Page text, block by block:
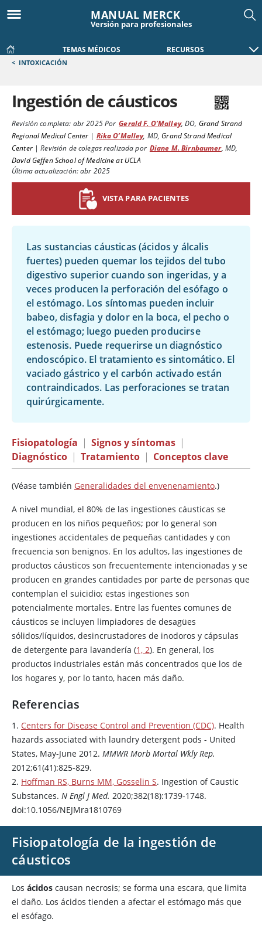
MANUAL MERCK
Versión para profesionales
TEMAS MÉDICOS RECURSOS
< INTOXICACIÓN
Ingestión de cáusticos
Revisión completa: abr 2025Por Gerald F. O’Malley,DO, Grand Strand
Regional Medical Center | Rika O’Malley, MD,Grand Strand Medical
Center|Revisión de colegas realizada por Diane M. Birnbaumer, MD,
David Geffen School of Medicine at UCLA
Última actualización: abr 2025
VISTA PARA PACIENTES
Las sustancias cáusticas (ácidos y álcalis
fuertes) pueden quemar los tejidos del tubo
digestivo superior cuando son ingeridas, y a
veces producen la perforación del esófago o
el estómago. Los síntomas pueden incluir
babeo, disfagia y dolor en la boca, el pecho o
el estómago; luego pueden producirse
estenosis. Puede requerirse un diagnóstico
endoscópico. El tratamiento es sintomático. El
vaciado gástrico y el carbón activado están
contraindicados. Las perforaciones se tratan
quirúrgicamente.
Fisiopatología | Signos y síntomas |
Diagnóstico | Tratamiento | Conceptos clave
(Véase también Generalidades del envenenamiento.)
A nivel mundial, el 80% de las ingestiones cáusticas se
producen en los niños pequeños; por lo general son
ingestiones accidentales de pequeñas cantidades y con
frecuencia son benignos. En los adultos, las ingestiones de
productos cáusticos son frecuentemente intencionadas y se
producen en grandes cantidades por parte de personas que
contemplan el suicidio; estas ingestiones son
potencialmente mortales. Entre las fuentes comunes de
cáusticos se incluyen limpiadores de desagües
sólidos/líquidos, desincrustadores de inodoros y cápsulas
de detergente para lavandería (1, 2). En general, los
productos industriales están más concentrados que los de
los hogares y, por lo tanto, hacen más daño.
Referencias
1. Centers for Disease Control and Prevention (CDC). Health
hazards associated with laundry detergent pods - United
States, May-June 2012. MMWR Morb Mortal Wkly Rep.
2012;61(41):825-829.
2. Hoffman RS, Burns MM, Gosselin S. Ingestion of Caustic
Substances. N Engl J Med. 2020;382(18):1739-1748.
doi:10.1056/NEJMra1810769
Fisiopatología de la ingestión de
cáusticos
Los ácidos causan necrosis; se forma una escara, que limita
el daño. Los ácidos tienden a afectar el estómago más que
el esófago.